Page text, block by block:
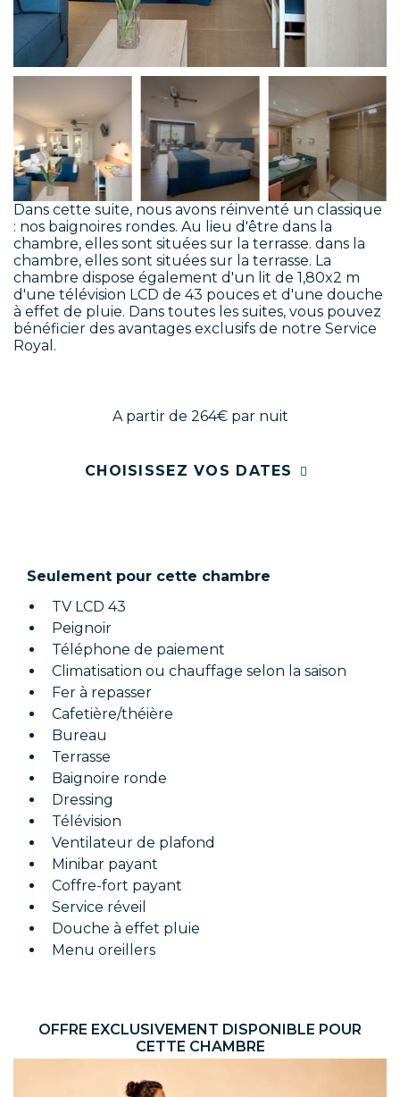
Dans cette suite, nous avons réinventé un classique
: nos baignoires rondes. Au lieu d'être dans la
chambre, elles sont situées sur la terrasse. dans la
chambre, elles sont situées sur la terrasse. La
chambre dispose également d'un lit de 1,80x2 m
d'une télévision LCD de 43 pouces et d'une douche
à effet de pluie. Dans toutes les suites, vous pouvez
bénéficier des avantages exclusifs de notre Service
Royal.
A partir de 264€par nuit
CHOISISSEZ VOS DATES
Seulement pour cette chambre
TV LCD 43
Peignoir
Téléphone de paiement
Climatisation ou chauffage selon la saison
Fer à repasser
Cafetière/théière
Bureau
Terrasse
Baignoire ronde
Dressing
Télévision
Ventilateur de plafond
Minibar payant
Coffre-fort payant
Service réveil
Douche à effet pluie
Menu oreillers
OFFRE EXCLUSIVEMENT DISPONIBLE POUR
CETTE CHAMBRE